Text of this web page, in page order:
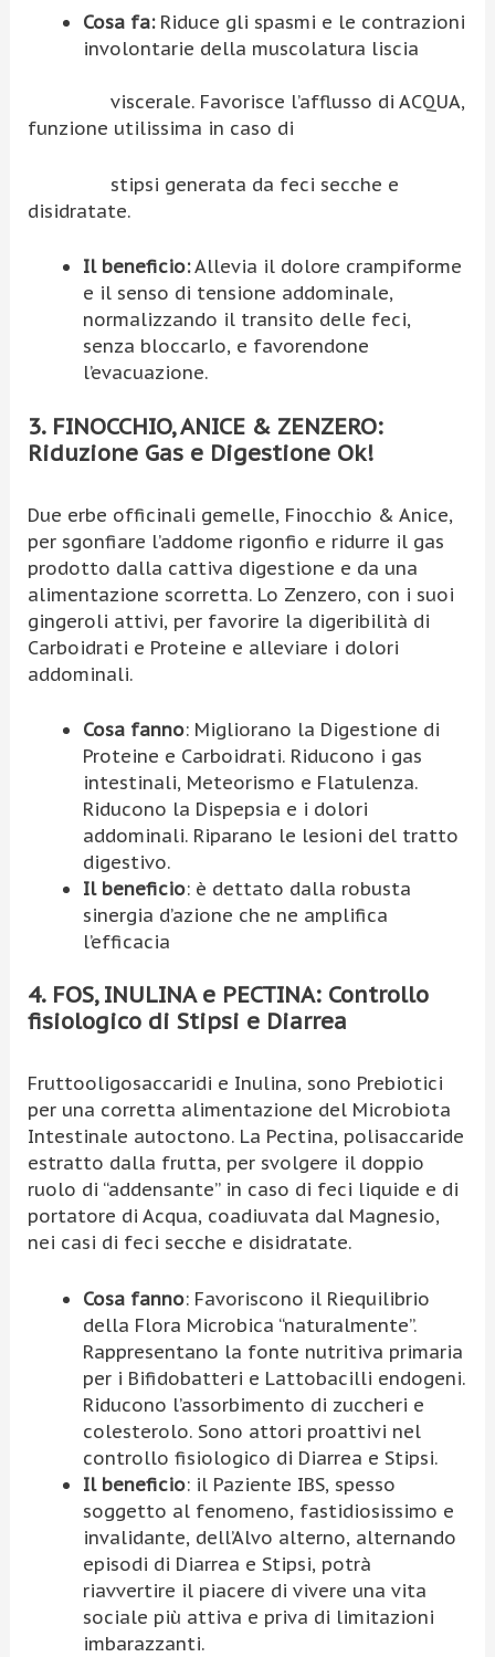
Cosa fa:Riduce gli spasmi e le contrazioni
involontarie della muscolatura liscia
viscerale. Favorisce l’afflusso di ACQUA,
funzione utilissima in caso di
stipsi generata da feci secche e
disidratate.
Il beneficio:Allevia il dolore crampiforme
e il senso di tensione addominale,
normalizzando il transito delle feci,
senza bloccarlo, e favorendone
l’evacuazione.
3. FINOCCHIO, ANICE & ZENZERO:
Riduzione Gas e Digestione Ok!
Due erbe officinali gemelle, Finocchio & Anice,
per sgonfiare l’addome rigonfio e ridurre il gas
prodotto dalla cattiva digestione e da una
alimentazione scorretta. Lo Zenzero, con i suoi
gingeroli attivi, per favorire la digeribilità di
Carboidrati e Proteine e alleviare i dolori
addominali.
Cosa fanno: Migliorano la Digestione di
Proteine e Carboidrati. Riducono i gas
intestinali, Meteorismo e Flatulenza.
Riducono la Dispepsia e i dolori
addominali. Riparano le lesioni del tratto
digestivo.
Il beneficio: è dettato dalla robusta
sinergia d’azione che ne amplifica
l’efficacia
4. FOS, INULINA e PECTINA: Controllo
fisiologico di Stipsi e Diarrea
Fruttooligosaccaridi e Inulina, sono Prebiotici
per una corretta alimentazione del Microbiota
Intestinale autoctono. La Pectina, polisaccaride
estratto dalla frutta, per svolgere il doppio
ruolo di “addensante” in caso di feci liquide e di
portatore di Acqua, coadiuvata dal Magnesio,
nei casi di feci secche e disidratate.
Cosa fanno: Favoriscono il Riequilibrio
della Flora Microbica “naturalmente”.
Rappresentano la fonte nutritiva primaria
per i Bifidobatteri e Lattobacilli endogeni.
Riducono l’assorbimento di zuccheri e
colesterolo. Sono attori proattivi nel
controllo fisiologico di Diarrea e Stipsi.
Il beneficio: il Paziente IBS, spesso
soggetto al fenomeno, fastidiosissimo e
invalidante, dell’Alvo alterno, alternando
episodi di Diarrea e Stipsi, potrà
riavvertire il piacere di vivere una vita
sociale più attiva e priva di limitazioni
imbarazzanti.